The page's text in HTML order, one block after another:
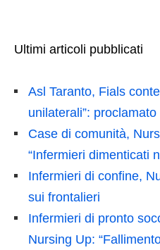
Ultimi articoli pubblicati
Asl Taranto, Fials
unilaterali”:
Case di comunità,
“Infermieri dimenticati
Infermieri di confine,
sui frontalieri
Infermieri di pronto
Nursing Up: